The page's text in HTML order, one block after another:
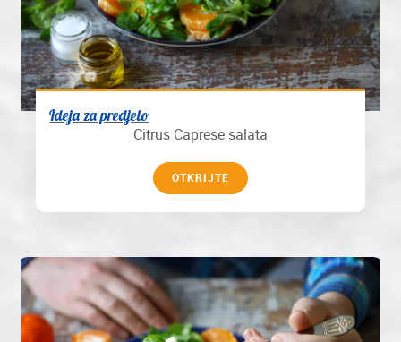
Ideja za predjelo
Citrus Caprese salata
OTKRIJTE